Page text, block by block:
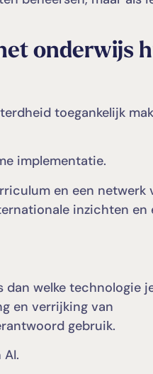
onderwijs
toegankelijk
implementatie.
en een netwerk
inzichten en
welke technologie
en verrijking van
gebruik.